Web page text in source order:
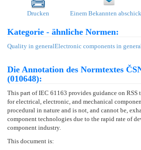
Drucken Einem Bekannten
Kategorie - ähnliche Normen:
Quality in generalElectronic components in
Die Annotation des Normtextes
(010648):
This part of IEC 61163 provides guidance on RSS
for electrical, electronic, and mechanical
procedural in nature and is not, and cannot be,
component technologies due to the rapid rate of
component industry.
This document is: